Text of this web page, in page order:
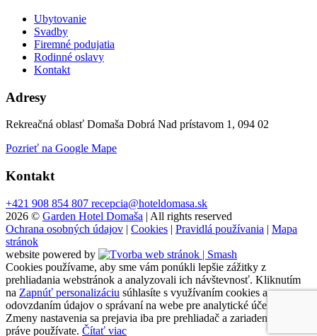
Ubytovanie
Svadby
Firemné podujatia
Rodinné oslavy
Kontakt
Adresy
Rekreačná oblasť Domaša Dobrá Nad prístavom 1, 094 02
Pozrieť na Google Mape
Kontakt
+421 908 854 807 recepcia@hoteldomasa.sk
2026 © Garden Hotel Domaša | All rights reserved
Ochrana osobných údajov | Cookies | Pravidlá používania | Mapa
stránok
website powered by
Cookies používame, aby sme vám ponúkli lepšie zážitky z
prehliadania webstránok a analyzovali ich návštevnosť. Kliknutím
na Zapnúť personalizáciu súhlasíte s využívaním cookies a
odovzdaním údajov o správaní na webe pre analytické účely.
Zmeny nastavenia sa prejavia iba pre prehliadač a zariadenie, ktoré
práve používate. Čítať viac